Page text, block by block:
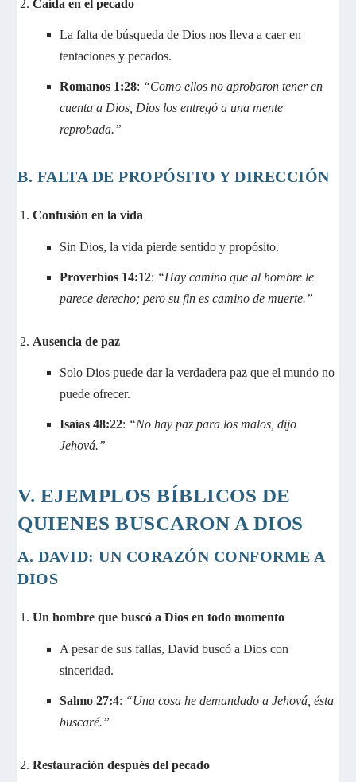
Caída en el pecado
La falta de búsqueda de Dios nos lleva a caer en
tentaciones y pecados.
Romanos 1:28: “Como ellos no aprobaron tener en
cuenta a Dios, Dios los entregó a una mente
reprobada.”
B. FALTA DE PROPÓSITO Y DIRECCIÓN
Confusión en la vida
Sin Dios, la vida pierde sentido y propósito.
Proverbios 14:12: “Hay camino que al hombre le
parece derecho; pero su fin es camino de muerte.”
Ausencia de paz
Solo Dios puede dar la verdadera paz que el mundo no
puede ofrecer.
Isaías 48:22: “No hay paz para los malos, dijo
Jehová.”
V. EJEMPLOS BÍBLICOS DE
QUIENES BUSCARON A DIOS
A. DAVID: UN CORAZÓN CONFORME A
DIOS
Un hombre que buscó a Dios en todo momento
A pesar de sus fallas, David buscó a Dios con
sinceridad.
Salmo 27:4: “Una cosa he demandado a Jehová, ésta
buscaré.”
Restauración después del pecado